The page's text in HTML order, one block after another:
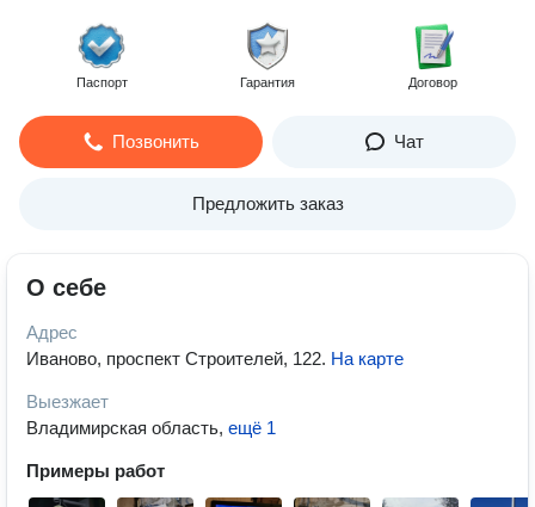
Паспорт Гарантия Договор
Позвонить Чат
Предложить заказ
О себе
Адрес
Иваново, проспект Строителей, 122. На карте
Выезжает
Владимирская область, ещё 1
Примеры работ